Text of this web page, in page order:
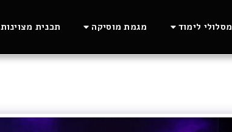
מסלולי לימוד מגמת מוסיקה תכנית מצוינות